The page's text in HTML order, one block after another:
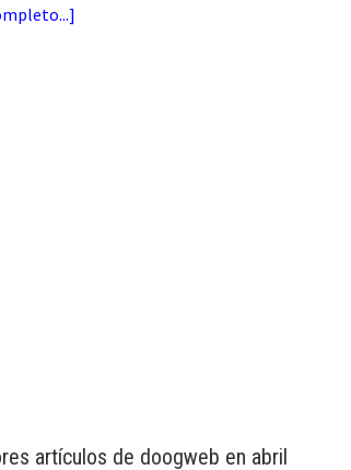
]
artículos de doogweb en abril